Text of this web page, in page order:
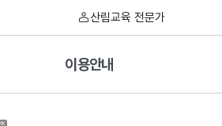
산림교육 전문가
이용안내